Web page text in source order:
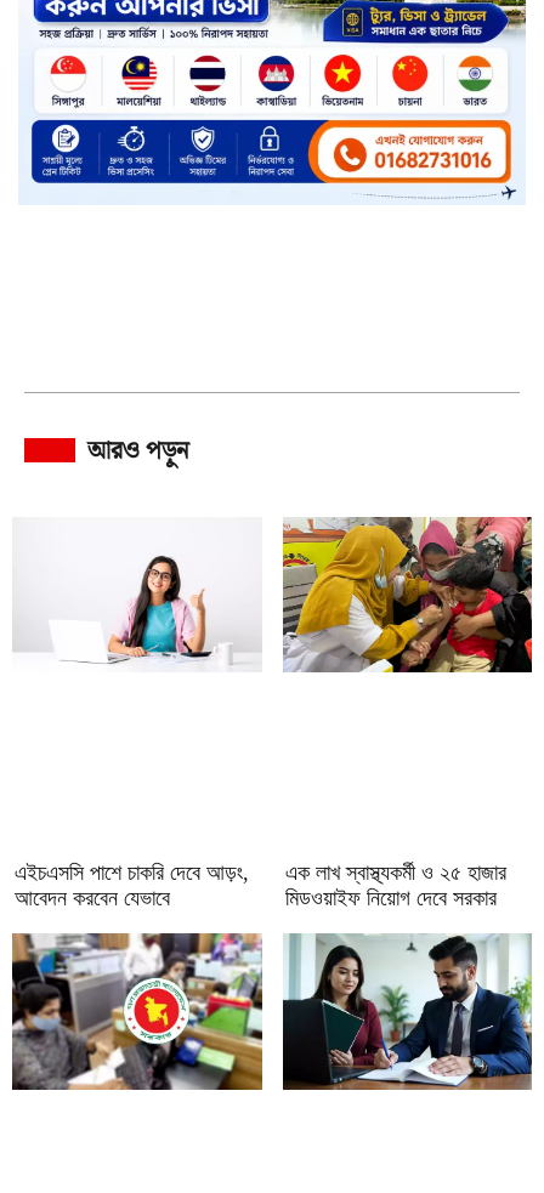
আরও পড়ুন
এইচএসসি পাশে চাকরি দেবে আড়ং,
আবেদন করবেন যেভাবে
এক লাখ স্বাস্থ্যকর্মী ও ২৫ হাজার
মিডওয়াইফ নিয়োগ দেবে সরকার